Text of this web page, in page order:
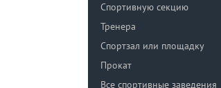
Спортивную секцию
Тренера
Спортзал или площадку
Прокат
Все спортивные заведения